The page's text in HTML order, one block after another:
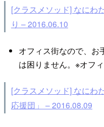
[クラスメソッド] なにわ
り – 2016.06.10
オフィス街なので、お
は困りません。※オフ
[クラスメソッド] なにわ
応援団」 – 2016.08.09